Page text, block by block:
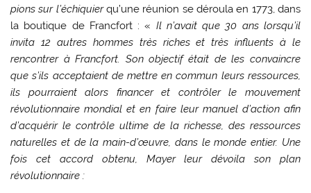
pions sur l’échiquierqu’une réunion se déroula en 1773, dans
la boutique de Francfort : « Il n’avait que 30 ans lorsqu’il
invita 12 autres hommes très riches et très influents à le
rencontrer à Francfort. Son objectif était de les convaincre
que s’ils acceptaient de mettre en commun leurs ressources,
ils pourraient alors financer et contrôler le mouvement
révolutionnaire mondial et en faire leur manuel d’action afin
d’acquérir le contrôle ultime de la richesse, des ressources
naturelles et de la main-d’œuvre, dans le monde entier. Une
fois cet accord obtenu, Mayer leur dévoila son plan
révolutionnaire :